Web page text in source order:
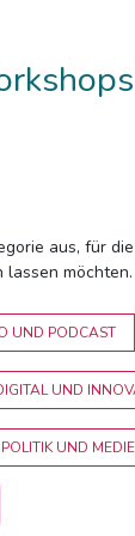
aus, für
lassen möchten.
UND PODCAST
UND
POLITIK UND